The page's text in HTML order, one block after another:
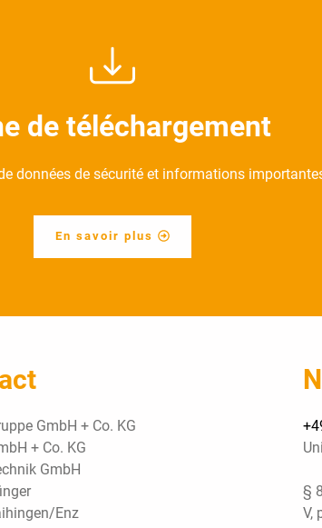
de téléchargement
données de sécurité et informations
En savoir plus
GmbH + Co. KG
+ Co. KG
GmbH
Enz
§
V,